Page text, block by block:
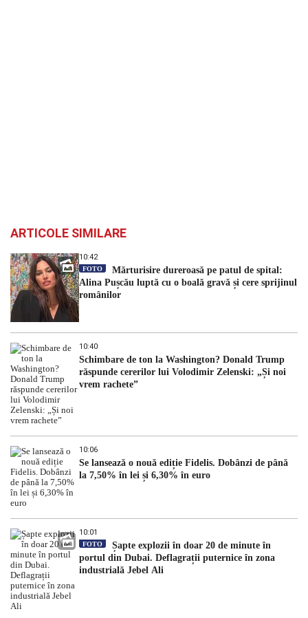
ARTICOLE SIMILARE
10:42
FOTO
Mărturisire dureroasă pe patul de spital:
Alina Pușcău luptă cu o boală gravă și cere sprijinul
românilor
10:40
Schimbare de ton la Washington? Donald Trump
răspunde cererilor lui Volodimir Zelenski: „Și noi
vrem rachete”
10:06
Se lansează o nouă ediție Fidelis. Dobânzi de până
la 7,50% în lei și 6,30% în euro
10:01
FOTO
Șapte explozii în doar 20 de minute în
portul din Dubai. Deflagrații puternice în zona
industrială Jebel Ali